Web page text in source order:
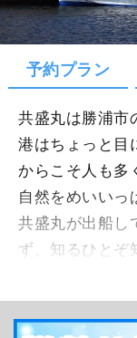
予約プラン
共盛丸は勝浦市
港はちょっと目
からこそ人も多
自然をめいいっ
共盛丸が出船し
ず、知るひとぞ
ーで狙う大型
ね♪船長もルア
ました☆みんな